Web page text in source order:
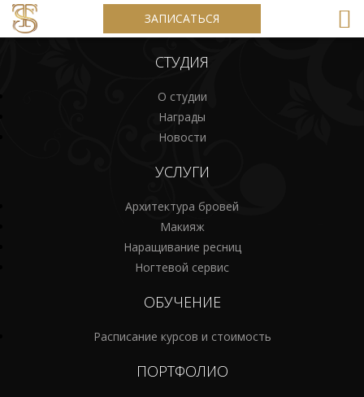
ЗАПИСАТЬСЯ
СТУДИЯ
О студии
Награды
Новости
УСЛУГИ
Архитектура бровей
Макияж
Наращивание ресниц
Ногтевой сервис
ОБУЧЕНИЕ
Расписание курсов и стоимость
ПОРТФОЛИО